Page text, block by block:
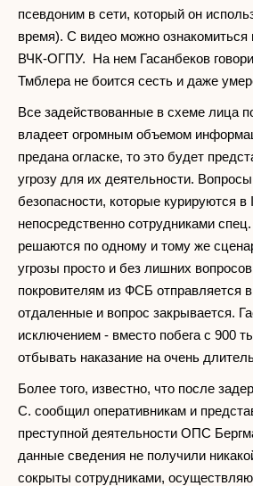
псевдоним в сети, который он
время). С видео можно ознакомиться
ВЧК-ОГПУ. На нем Гасанбеков
Тмблера не боится сесть и даже
Все задействованные в схеме лица
владеет огромным объемом
предана огласке, то это будет
угрозу для их деятельности.
безопасности, которые курируются в
непосредственно сотрудниками
решаются по одному и тому же
угрозы просто и без лишних
покровителям из ФСБ отправляется
отдаленные и вопрос закрывается.
исключением - вместо побега с 900
отбывать наказание на очень
Более того, известно, что после
С. сообщил оперативникам и
преступной деятельности ОПС
данные сведения не получили
сокрыты сотрудниками,